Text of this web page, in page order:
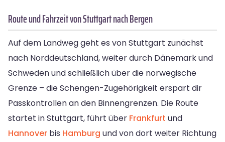
Route und Fahrzeit von Stuttgart nach Bergen
Auf dem Landweg geht es von Stuttgart zunächst
nach Norddeutschland, weiter durch Dänemark und
Schweden und schließlich über die norwegische
Grenze – die Schengen-Zugehörigkeit erspart dir
Passkontrollen an den Binnengrenzen. Die Route
startet in Stuttgart, führt über Frankfurt und
Hannover bis Hamburg und von dort weiter Richtung